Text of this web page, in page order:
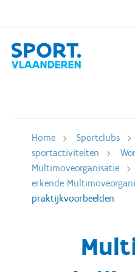
Home Sportclubs
sportactiviteiten
Multimoveorganisatie
erkende
praktijkvoorbeelden